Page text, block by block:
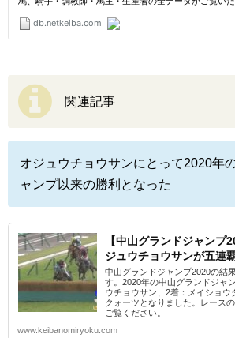
関連記事
オジュウチョウサンにとって2020年
ャンプ以来の勝利となった
【中山グランドジャンプ
ジュウチョウサンが五連
中山グランドジャンプ2020の結
す。2020年の中山グランドジャ
ウチョウサン、2着：メイショウ
クォーツとなりました。レース
ご覧ください。
www.keibanomiryoku.com